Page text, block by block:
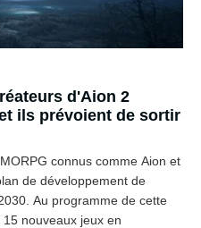
d'Aion 2
ils prévoient de sortir
connus comme Aion et
de développement de
Au programme de cette
nouveaux jeux en